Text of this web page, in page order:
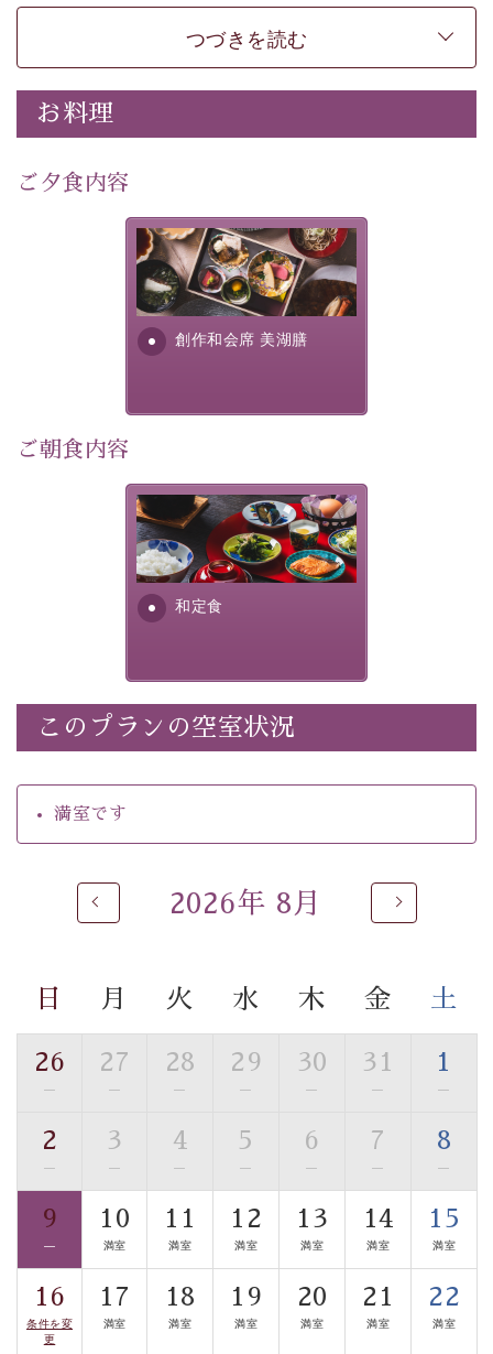
い。
どなたでもお得にご予約できます。
-----------【安心への取り組み】----------
個室料亭、貸切風呂のご利用が可能な上、 安心安全にご
滞在いただけるよう
徹底した衛生管理を行っております。
---------------------------------------------
【公式限定価格】 通常料金よりお一人様1100円引き
・朝夕個室料亭で個室食
・館内着をご用意
・就寝用パジャマをご用意
・館内フリーWi-Fi
・チェックイン15時、チェックアウト10時
・朝食はこだわりの味噌汁をはじめとした和定食
自家源泉「美翠源泉」は酸化の進みが遅く新鮮で若返り
■お座敷風呂（大浴場）
温泉の成分に合わせ、防菌防カビの特殊素材の畳を使
※男性大浴場までのご移動には階段がございます。 予め
ご了承のほどお願いいたします。
■貸切温泉風呂 （40分2000円）
む貸切温泉風呂です。ゆったりといやされるプライベー
トな空間をお愉しみください。
【旅】
■諏訪大社4社を巡る無料参拝バス
豊富な知識を持ったドライバー兼ガイドが諏訪大社をご
案内します。
事前ご予約制ですので、ご利用ご希望の方
は【3日前まで】にお電話ください。
つづきを読む
お料理
ご夕食内容
創作和会席 美湖膳
美湖膳とは諏訪の地で特別を
提供する為に料理長・神原 裕
明が考え出した創作和会席で
す。美しい諏訪湖の幸...
ご朝食内容
和定食
さっぱりとした和食膳に使わ
れる食材は、諏訪の名産品を
ふんだんに取り入れ、安心・
安全を心掛けた長野県産...
このプランの空室状況
満室です
2026年 8月
日 月 火 水 木 金 土
26
—
27
—
28
—
29
—
30
—
31
—
1
—
2
—
3
—
4
—
5
—
6
—
7
—
8
—
9
—
10
満室
11
満室
12
満室
13
満室
14
満室
15
満室
16
条件を変
更
17
満室
18
満室
19
満室
20
満室
21
満室
22
満室